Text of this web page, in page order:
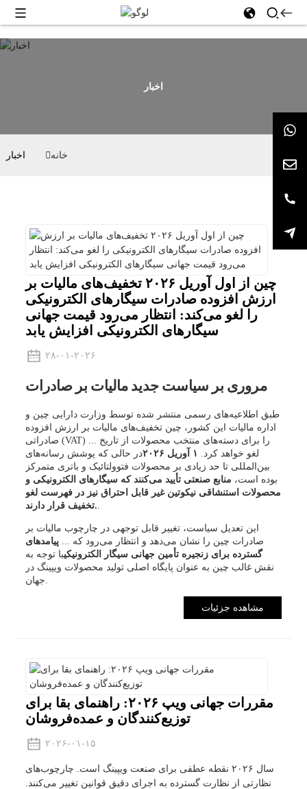
اخبار
خانه اخبار
چین از اول آوریل ۲۰۲۶ تخفیف‌های مالیات بر
ارزش افزوده صادرات سیگارهای الکترونیکی
را لغو می‌کند: انتظار می‌رود قیمت جهانی
سیگارهای الکترونیکی افزایش یابد
۲۸-۰۱-۲۰۲۶
مروری بر سیاست جدید مالیات بر صادرات
طبق اطلاعیه‌های رسمی منتشر شده توسط وزارت دارایی چین و
اداره مالیات این کشور، چین تخفیف‌های مالیات بر ارزش افزوده
صادراتی (VAT) را برای دسته‌های منتخب محصولات از تاریخ ...
لغو خواهد کرد.
۱ آوریل ۲۰۲۶
در حالی که پوشش رسانه‌های
بین‌المللی تا حد زیادی بر محصولات فتوولتائیک و باتری متمرکز
بوده است، منابع صنعتی تأیید می‌کنند که سیگارهای الکترونیکی و
محصولات استنشاقی نیکوتین غیر قابل احتراق نیز در فهرست لغو
تخفیف قرار دارند.
این تعدیل سیاست، تغییر قابل توجهی در چارچوب مالیات بر
صادرات چین را نشان می‌دهد و انتظار می‌رود که ...پیامدهای
گسترده برای زنجیره تأمین جهانی سیگار الکترونیکیبا توجه به
نقش غالب چین به عنوان پایگاه اصلی تولید محصولات ویپینگ در
مشاهده جزئیات
مقررات جهانی ویپ ۲۰۲۶: راهنمای بقا برای
توزیع‌کنندگان و عمده‌فروشان
۲۰۲۶-۰۱-۱۵
سال ۲۰۲۶ نقطه عطفی برای صنعت ویپینگ است. چارچوب‌های
نظارتی از نظارت گسترده به اجرای دقیق قوانین تغییر می‌کنند.